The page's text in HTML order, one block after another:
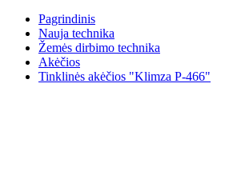
Pagrindinis
Nauja technika
Žemės dirbimo technika
Akėčios
Tinklinės akėčios "Klimza P-466"